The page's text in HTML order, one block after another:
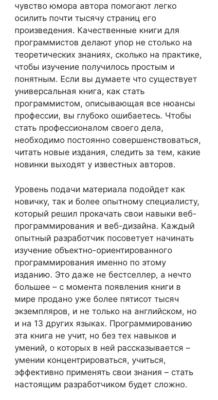
чувство юмора автора помогают легко
осилить почти тысячу страниц его
произведения. Качественные книги для
программистов делают упор не столько на
теоретических знаниях, сколько на практике,
чтобы изучение получилось простым и
понятным. Если вы думаете что существует
универсальная книга, как стать
программистом, описывающая все нюансы
профессии, вы глубоко ошибаетесь. Чтобы
стать профессионалом своего дела,
необходимо постоянно совершенствоваться,
читать новые издания, следить за тем, какие
новинки выходят у известных авторов.
Уровень подачи материала подойдет как
новичку, так и более опытному специалисту,
который решил прокачать свои навыки веб-
программирования и веб-дизайна. Каждый
опытный разработчик посоветует начинать
изучение объектно-ориентированного
программирования именно по этому
изданию. Это даже не бестселлер, а нечто
большее – с момента появления книги в
мире продано уже более пятисот тысяч
экземпляров, и не только на английском, но
и на 13 других языках. Программированию
эта книга не учит, но без тех навыков и
умений, о которых в ней рассказывается –
умении концентрироваться, учиться,
эффективно применять свои знания – стать
настоящим разработчиком будет сложно.